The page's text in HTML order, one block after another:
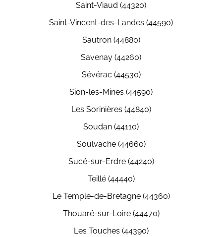
Saint-Viaud (44320)
Saint-Vincent-des-Landes (44590)
Sautron (44880)
Savenay (44260)
Sévérac (44530)
Sion-les-Mines (44590)
Les Sorinières (44840)
Soudan (44110)
Soulvache (44660)
Sucé-sur-Erdre (44240)
Teillé (44440)
Le Temple-de-Bretagne (44360)
Thouaré-sur-Loire (44470)
Les Touches (44390)